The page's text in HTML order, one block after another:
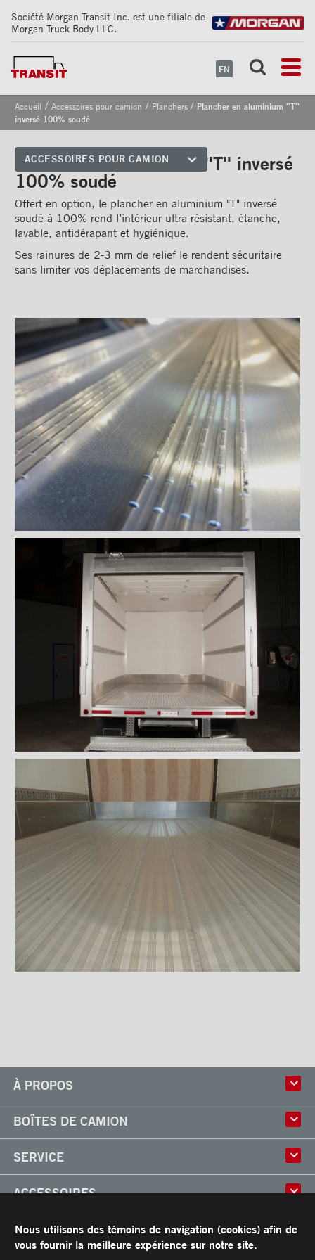
Société Morgan Transit Inc. est une filiale de
Morgan Truck Body LLC.
EN
Accueil / Accessoires pour camion / Planchers / Plancher en aluminium ''T''
inversé 100% soudé
ACCESSOIRES POUR CAMION
Coins avant
Bandes de sécurité
réfléchissantes
Cadrages arrières
Portes
Planchers
Plancher en corindon
Plancher en pin
Plancher en aluminium ''T''
inversé
Plancher en aluminium ''T''
inversé 100% soudé
Plancher en bois franc laminé
Plancher en bois franc non
Plancher en RigaTex 18 mm
Plancher recouvert de Line-X
Éclairages extérieur
Bandes protectrices
Profilés d'arrimage
Éclairages intérieur
Finitions intérieures
Monte-charges MAXON
Marches
Échelles et passerelles
Caméra de recul
Sous-structures
Poignées et serrures
Ventilations
Plancher en aluminium ''T'' inversé
100% soudé
Offert en option, le plancher en aluminium "T" inversé
soudé à 100% rend l’intérieur ultra-résistant, étanche,
lavable, antidérapant et hygiénique.
Ses rainures de 2-3 mm de relief le rendent sécuritaire
sans limiter vos déplacements de marchandises.
À PROPOS
Culture
Usine
Partenaire
Carrières
BOÎTES DE CAMION
Classik
X-Treme
Boîtes réfrigérées
Arctik
SERVICE
Réparation et installation
Pièces
ACCESSOIRES
Toits
Planchers
RESSOURCES
Garantie limitée de Transit
Nous utilisons des témoins de navigation (cookies) afin de
vous fournir la meilleure expérience sur notre site.